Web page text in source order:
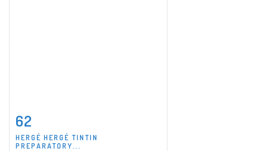
62
HERGÉ HERGÉ TINTIN
PREPARATORY...